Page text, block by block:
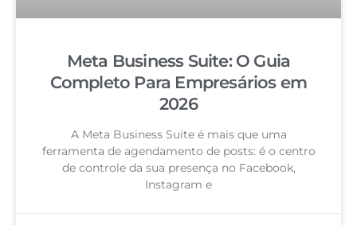
Meta Business Suite: O Guia
Completo Para Empresários em
2026
A Meta Business Suite é mais que uma
ferramenta de agendamento de posts: é o centro
de controle da sua presença no Facebook,
Instagram e